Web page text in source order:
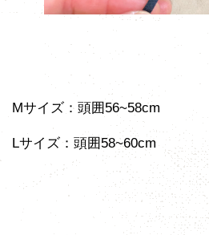
Mサイズ：頭囲56~58cm
Lサイズ：頭囲58~60cm